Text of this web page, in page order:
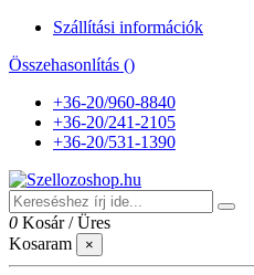
Szállítási információk
Összehasonlítás ()
+36-20/960-8840
+36-20/241-2105
+36-20/531-1390
0 Kosár /Üres
Kosaram
×